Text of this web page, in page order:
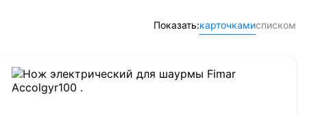
Показать:карточкамисписком